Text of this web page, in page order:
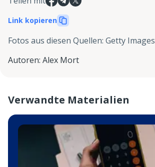
Link kopieren
Fotos aus diesen Quellen: Getty Images
Autoren: Alex Mort
Verwandte Materialien